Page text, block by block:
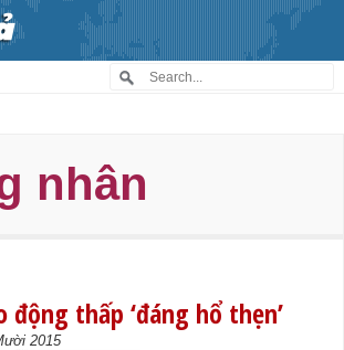
nhân
động thấp ‘đáng hổ thẹn’
2015